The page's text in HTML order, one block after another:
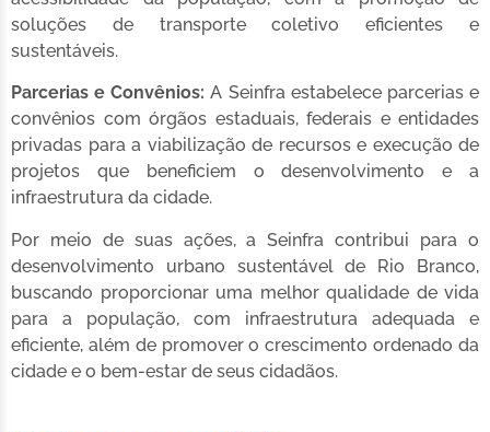
soluções de transporte coletivo eficientes e
sustentáveis.
Parcerias e Convênios: A Seinfra estabelece parcerias e
convênios com órgãos estaduais, federais e entidades
privadas para a viabilização de recursos e execução de
projetos que beneficiem o desenvolvimento e a
infraestrutura da cidade.
Por meio de suas ações, a Seinfra contribui para o
desenvolvimento urbano sustentável de Rio Branco,
buscando proporcionar uma melhor qualidade de vida
para a população, com infraestrutura adequada e
eficiente, além de promover o crescimento ordenado da
cidade e o bem-estar de seus cidadãos.